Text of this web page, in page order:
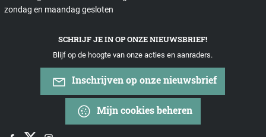
zondag en maandag gesloten
SCHRIJF JE IN OP ONZE NIEUWSBRIEF!
Blijf op de hoogte van onze acties en aanraders.
Inschrijven op onze nieuwsbrief
Mijn cookies beheren